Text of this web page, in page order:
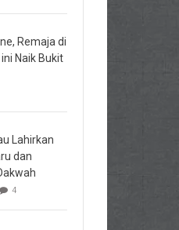
Remaja di
Naik Bukit
Lahirkan
dan
4